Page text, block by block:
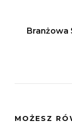
Branżowa
MOŻESZ